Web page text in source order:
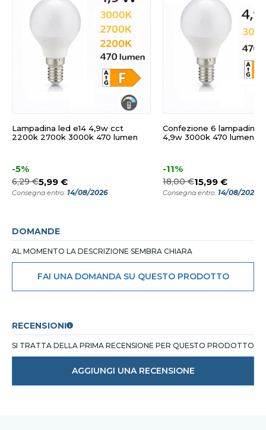
Lampadina led e14 4,9w cct
2200k 2700k 3000k 470 lumen
-5%
6,29 €5,99 €
Consegna entro: 14/08/2026
Confezione 6 lampadine
4,9w 3000k 470 lumen
-11%
18,00 €15,99 €
Consegna entro: 14/08/2026
DOMANDE
AL MOMENTO LA DESCRIZIONE SEMBRA CHIARA
FAI UNA DOMANDA SU QUESTO PRODOTTO
RECENSIONI
SI TRATTA DELLA PRIMA RECENSIONE PER QUESTO PRODOTTO
AGGIUNGI UNA RECENSIONE